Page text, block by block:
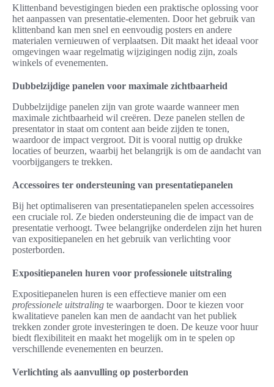
Klittenband bevestigingen bieden een praktische oplossing voor
het aanpassen van presentatie-elementen. Door het gebruik van
klittenband kan men snel en eenvoudig posters en andere
materialen vernieuwen of verplaatsen. Dit maakt het ideaal voor
omgevingen waar regelmatig wijzigingen nodig zijn, zoals
winkels of evenementen.
Dubbelzijdige panelen voor maximale zichtbaarheid
Dubbelzijdige panelen zijn van grote waarde wanneer men
maximale zichtbaarheid wil creëren. Deze panelen stellen de
presentator in staat om content aan beide zijden te tonen,
waardoor de impact vergroot. Dit is vooral nuttig op drukke
locaties of beurzen, waarbij het belangrijk is om de aandacht van
voorbijgangers te trekken.
Accessoires ter ondersteuning van presentatiepanelen
Bij het optimaliseren van presentatiepanelen spelen accessoires
een cruciale rol. Ze bieden ondersteuning die de impact van de
presentatie verhoogt. Twee belangrijke onderdelen zijn het huren
van expositiepanelen en het gebruik van verlichting voor
posterborden.
Expositiepanelen huren voor professionele uitstraling
Expositiepanelen huren is een effectieve manier om een
professionele uitstraling te waarborgen. Door te kiezen voor
kwalitatieve panelen kan men de aandacht van het publiek
trekken zonder grote investeringen te doen. De keuze voor huur
biedt flexibiliteit en maakt het mogelijk om in te spelen op
verschillende evenementen en beurzen.
Verlichting als aanvulling op posterborden